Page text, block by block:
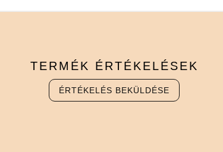
TERMÉK ÉRTÉKELÉSEK
ÉRTÉKELÉS BEKÜLDÉSE